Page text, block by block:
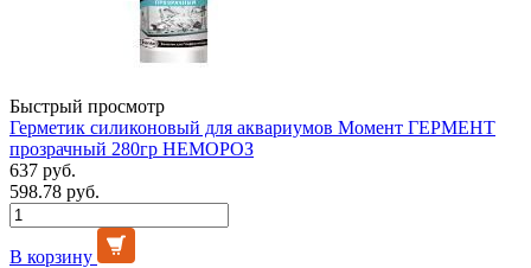
Быстрый просмотр
Герметик силиконовый для аквариумов Момент ГЕРМЕНТ
прозрачный 280гр НЕМОРОЗ
637 руб.
598.78 руб.
В корзину